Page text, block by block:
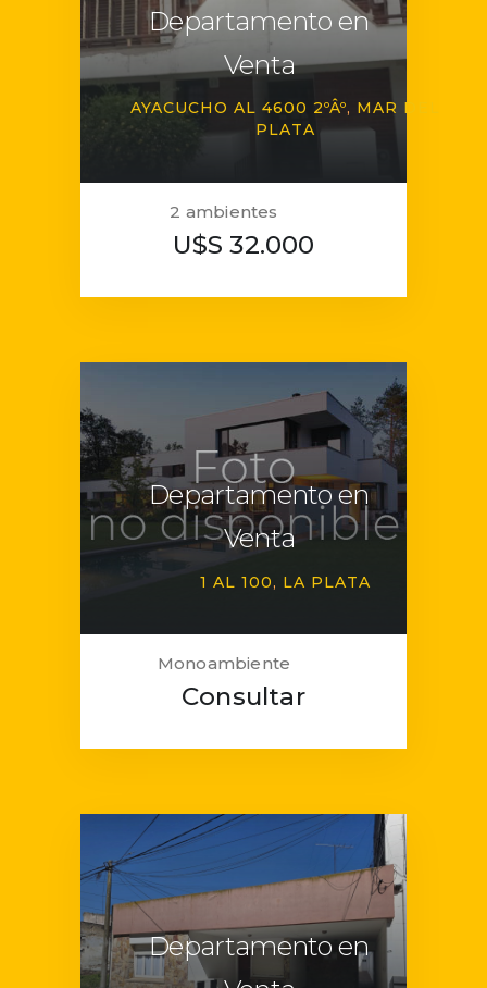
Departamento en
Venta
AYACUCHO AL 4600 2ºÂº
MAR DEL
PLATA
2 ambientes
U$S 32.000
Departamento en
Venta
1 AL 100 LA PLATA
Monoambiente
Consultar
Departamento en